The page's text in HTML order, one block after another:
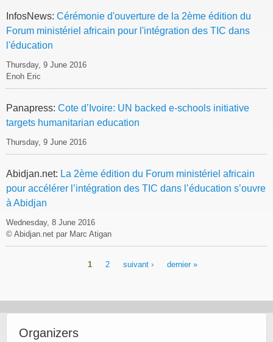
InfosNews: Cérémonie d'ouverture de la 2ème édition du
Forum ministériel africain pour l'intégration des TIC dans
l'éducation
Thursday, 9 June 2016
Enoh Eric
Panapress: Cote d’Ivoire: UN backed e-schools initiative
targets humanitarian education
Thursday, 9 June 2016
Abidjan.net: La 2ème édition du Forum ministériel africain
pour accélérer l’intégration des TIC dans l’éducation s’ouvre
à Abidjan
Wednesday, 8 June 2016
© Abidjan.net par Marc Atigan
1 2 suivant › dernier »
Organizers